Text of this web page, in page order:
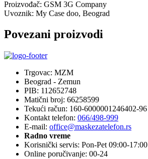
Proizvođač: GSM 3G Company
Uvoznik: My Case doo, Beograd
Povezani proizvodi
Trgovac: MZM
Beograd - Zemun
PIB: 112652748
Matični broj: 66258599
Tekući račun: 160-6000001246402-96
Kontakt telefon: 066/498-999
E-mail: office@maskezatelefon.rs
Radno vreme
Korisnički servis: Pon-Pet 09:00-17:00
Online poručivanje: 00-24